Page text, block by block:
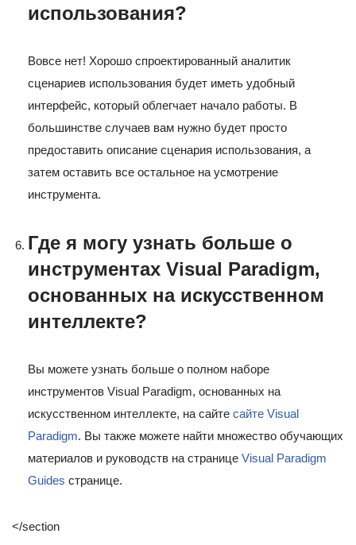
использования?
Вовсе нет! Хорошо спроектированный аналитик
сценариев использования будет иметь удобный
интерфейс, который облегчает начало работы. В
большинстве случаев вам нужно будет просто
предоставить описание сценария использования, а
затем оставить все остальное на усмотрение
инструмента.
Где я могу узнать больше о
инструментах Visual Paradigm,
основанных на искусственном
интеллекте?
Вы можете узнать больше о полном наборе
инструментов Visual Paradigm, основанных на
искусственном интеллекте, на сайте сайте Visual
Paradigm. Вы также можете найти множество обучающих
материалов и руководств на странице Visual Paradigm
Guides странице.
</section